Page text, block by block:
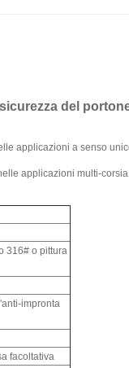
del
applicazioni a senso
applicazioni multi-
316# o pittura
impronta
facoltativa